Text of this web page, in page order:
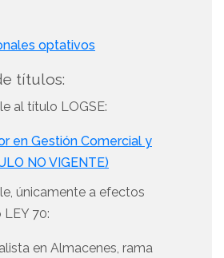
optativos
títulos:
al título LOGSE:
en Gestión Comercial y
NO VIGENTE)
únicamente a efectos
70:
en Almacenes, rama